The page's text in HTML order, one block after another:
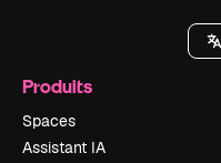
Produits
Spaces
Assistant IA